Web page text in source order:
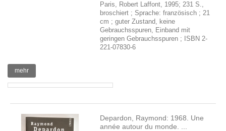
Paris, Robert Laffont, 1995; 231 S.,
broschiert ; Sprache: französisch ; 21
cm ; guter Zustand, keine
Gebrauchsspuren, Einband mit
geringen Gebrauchsspuren ; ISBN 2-
221-07830-6
mehr
Depardon, Raymond: 1968. Une
année autour du monde. ...